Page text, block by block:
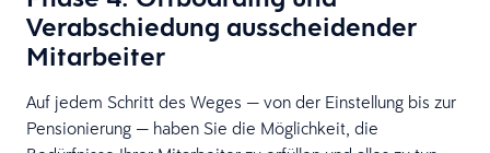
Verabschiedung ausscheidender
Mitarbeiter
Auf jedem Schritt des Weges — von der Einstellung bis zur
Pensionierung — haben Sie die Möglichkeit, die